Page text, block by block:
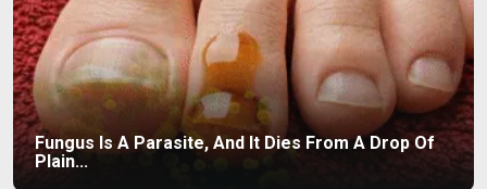
Fungus Is A Parasite, And It Dies From A Drop Of
Plain...